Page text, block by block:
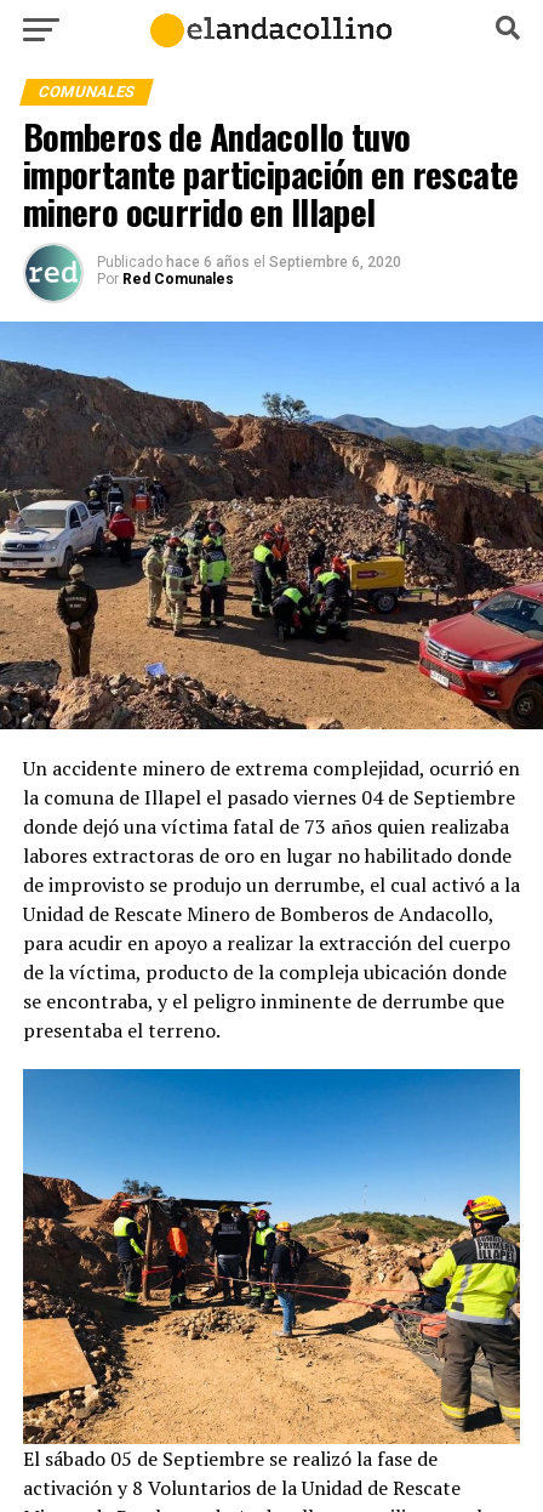
COMUNALES
Bomberos de Andacollo tuvo
importante participación en rescate
minero ocurrido en Illapel
Publicado hace 6 años el Septiembre 6, 2020
Por Red Comunales
Un accidente minero de extrema complejidad, ocurrió en
la comuna de Illapel el pasado viernes 04 de Septiembre
donde dejó una víctima fatal de 73 años quien realizaba
labores extractoras de oro en lugar no habilitado donde
de improvisto se produjo un derrumbe, el cual activó a la
Unidad de Rescate Minero de Bomberos de Andacollo,
para acudir en apoyo a realizar la extracción del cuerpo
de la víctima, producto de la compleja ubicación donde
se encontraba, y el peligro inminente de derrumbe que
presentaba el terreno.
El sábado 05 de Septiembre se realizó la fase de
activación y 8 Voluntarios de la Unidad de Rescate